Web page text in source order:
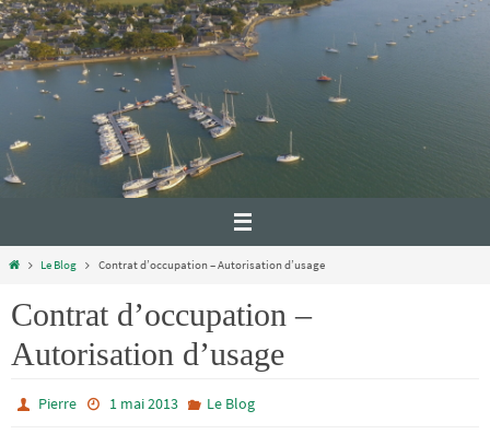
Le Blog Contrat d’occupation – Autorisation d’usage
Contrat d’occupation –
Autorisation d’usage
Pierre 1 mai 2013 Le Blog